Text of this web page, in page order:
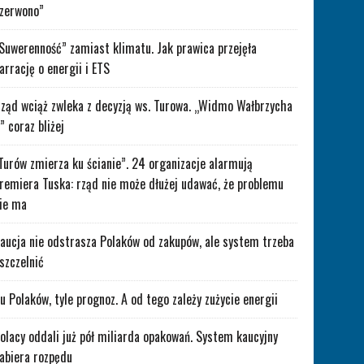
zamiast klimatu. Jak prawica przejęła
o energii i ETS
wciąż zwleka z decyzją ws. Turowa. „Widmo Wałbrzycha
coraz bliżej
zmierza ku ścianie”. 24 organizacje alarmują
Tuska: rząd nie może dłużej udawać, że problemu
ma
nie odstrasza Polaków od zakupów, ale system trzeba
Polaków, tyle prognoz. A od tego zależy zużycie energii
oddali już pół miliarda opakowań. System kaucyjny
rozpędu